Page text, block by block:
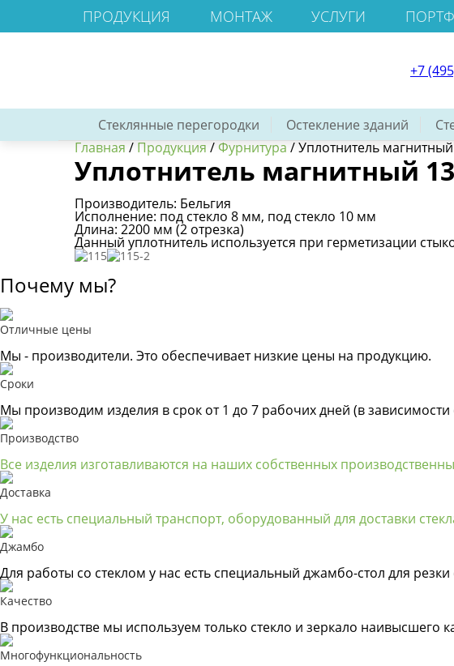
ПРОДУКЦИЯ МОНТАЖ УСЛУГИ
+7
Стеклянные перегородки Остекление зданий
Главная / Продукция /Фурнитура /Уплотнитель
Уплотнитель магнитный
Производитель: Бельгия
Исполнение: под стекло 8 мм, под стекло 10 мм
Длина: 2200 мм (2 отрезка)
Данный уплотнитель используется при герметизации
Почему мы?
Отличные цены
Мы - производители. Это обеспечивает низкие цены на продукцию.
Сроки
Мы производим изделия в срок от 1 до 7 рабочих дней (в зависимости
Производство
Все изделия изготавливаются на наших собственных
Доставка
У нас есть специальный транспорт, оборудованный для доставки
Джамбо
Для работы со стеклом у нас есть специальный джамбо-стол для резки
Качество
В производстве мы используем только стекло и зеркало наивысшего
Многофункциональность